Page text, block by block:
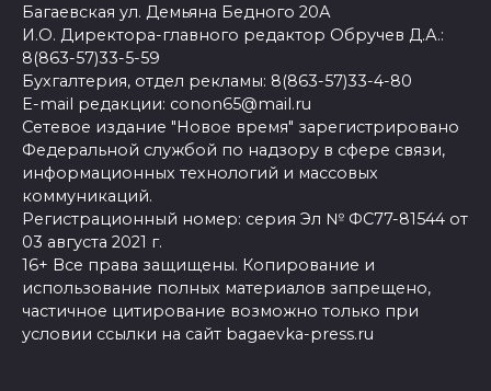
Багаевская ул. Демьяна Бедного 20А
И.О. Директора-главного редактор Обручев Д.А.:
8(863-57)33-5-59
Бухгалтерия, отдел рекламы: 8(863-57)33-4-80
E-mail редакции: conon65@mail.ru
Сетевое издание "Новое время" зарегистрировано
Федеральной службой по надзору в сфере связи,
информационных технологий и массовых
коммуникаций.
Регистрационный номер: серия Эл № ФС77-81544 от
03 августа 2021 г.
16+ Все права защищены. Копирование и
использование полных материалов запрещено,
частичное цитирование возможно только при
условии ссылки на сайт bagaevka-press.ru